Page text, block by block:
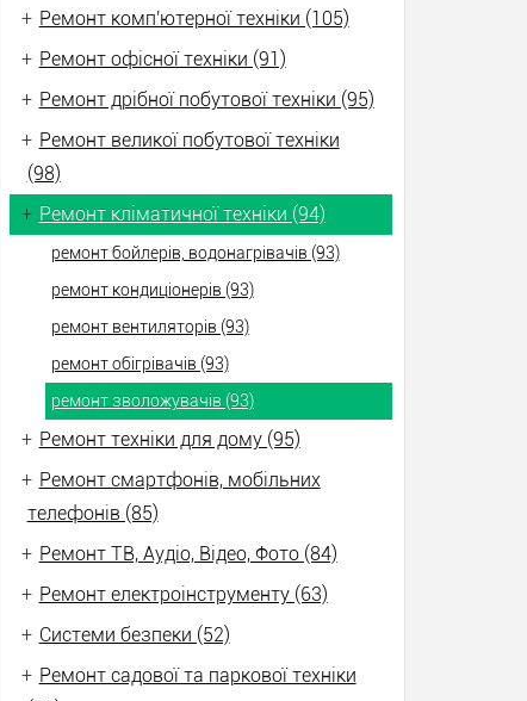
+ Ремонт комп'ютерної техніки (105)
+ Ремонт офісної техніки (91)
+ Ремонт дрібної побутової техніки (95)
+ Ремонт великої побутової техніки
(98)
+ Ремонт кліматичної техніки (94)
ремонт бойлерів, водонагрівачів (93)
ремонт кондиціонерів (93)
ремонт вентиляторів (93)
ремонт обігрівачів (93)
ремонт зволожувачів (93)
+ Ремонт техніки для дому (95)
+ Ремонт смартфонів, мобільних
телефонів (85)
+ Ремонт ТВ, Аудіо, Відео, Фото (84)
+ Ремонт електроінструменту (63)
+ Системи безпеки (52)
+ Ремонт садової та паркової техніки